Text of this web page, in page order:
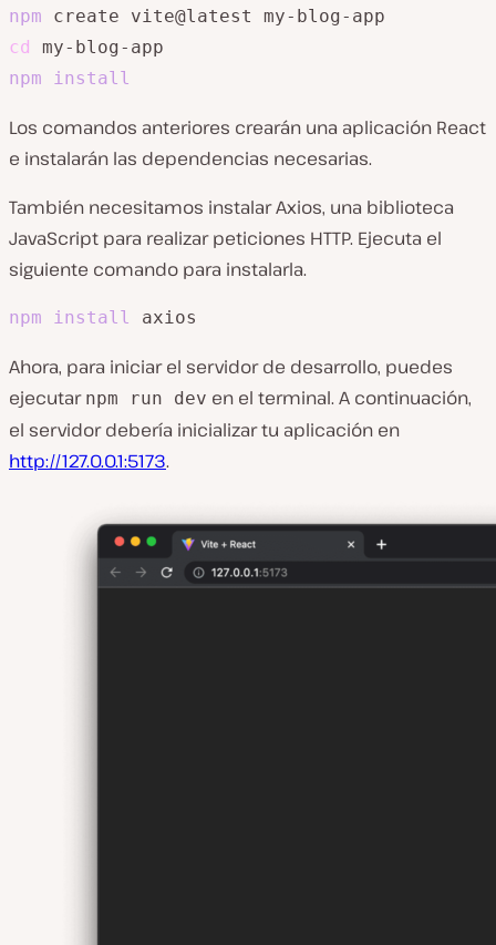
npm
cd
npm
install
Los comandos anteriores crearán una aplicación React
e instalarán las dependencias necesarias.
También necesitamos instalar Axios, una biblioteca
JavaScript para realizar peticiones HTTP. Ejecuta el
siguiente comando para instalarla.
npm install axios
Ahora, para iniciar el servidor de desarrollo, puedes
ejecutar npm run dev en el terminal. A continuación,
el servidor debería inicializar tu aplicación en
http://127.0.0.1:5173.